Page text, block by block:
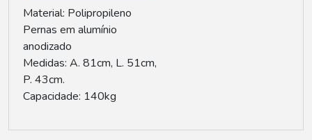
Material: Polipropileno
Pernas em alumínio
anodizado
Medidas: A. 81cm, L. 51cm,
P. 43cm.
Capacidade: 140kg